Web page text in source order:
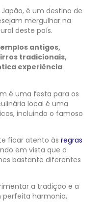
é um destino de
mergulhar na
deste país.
antigos,
tradicionais,
experiência
é uma festa para os
local é uma
incluindo o famoso
ficar atento às regras
em vista que o
bastante diferentes
a tradição e a
perfeita harmonia,